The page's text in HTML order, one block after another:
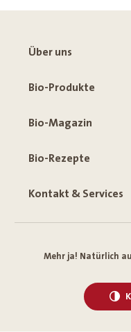
Über uns
Bio-Produkte
Bio-Magazin
Bio-Rezepte
Kontakt & Services
Mehr ja! Natürlich